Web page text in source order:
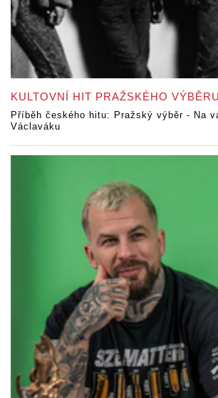
KULTOVNÍ HIT PRAŽSKÉHO VÝBĚRU
Příběh českého hitu: Pražský výběr - Na
Václaváku